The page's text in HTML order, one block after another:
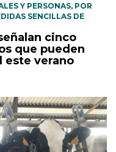
Y PERSONAS, POR
SENCILLAS DE
cinco
que pueden
este verano